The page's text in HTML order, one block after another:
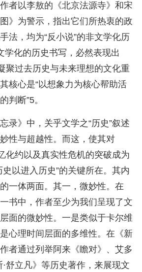
者以李敖的《北京法源寺》和宋
》为警示，指出它们所热衷的政
法，均为“反小说”的非文学化历
学化的历史书写，必然表现出
聚过去历史与未来理想的文化重
核心是“以想象力为核心帮助活
判断”5。
录》中，关乎文学之“历史”叙述
性与超越性。而这，使其对
化约以及真实性危机的突破成为
以进入历史”的关键所在。其内
一体两面。其一，微妙性。在
书中，作者至少为我们呈现了文
面的微妙性。一是类似于卡尔维
心理时间层面的多维性。在《新
者通过列举阿来《瞻对》、艾多
舒立凡》等历史著作，来展现文